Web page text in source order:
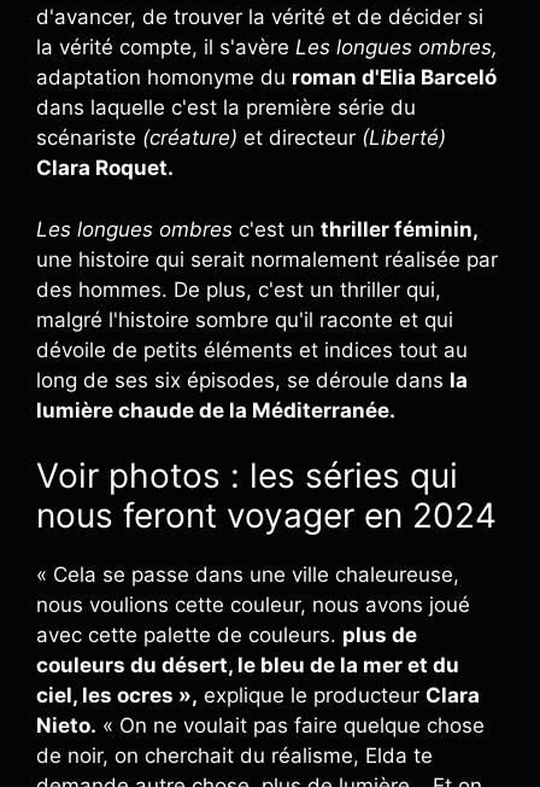
d'avancer, de trouver la vérité et de décider si
la vérité compte, il s'avère Les longues ombres,
adaptation homonyme du roman d'Elia Barceló
dans laquelle c'est la première série du
scénariste (créature) et directeur (Liberté)
Clara Roquet.
Les longues ombres c'est un thriller féminin,
une histoire qui serait normalement réalisée par
des hommes. De plus, c'est un thriller qui,
malgré l'histoire sombre qu'il raconte et qui
dévoile de petits éléments et indices tout au
long de ses six épisodes, se déroule dans la
lumière chaude de la Méditerranée.
Voir photos : les séries qui
nous feront voyager en 2024
« Cela se passe dans une ville chaleureuse,
nous voulions cette couleur, nous avons joué
avec cette palette de couleurs. plus de
couleurs du désert, le bleu de la mer et du
ciel, les ocres », explique le producteur Clara
Nieto. « On ne voulait pas faire quelque chose
de noir, on cherchait du réalisme, Elda te